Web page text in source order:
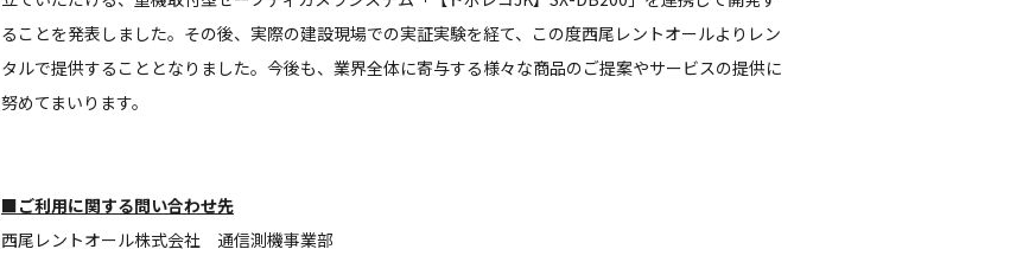
ることを発表しました。その後、実際の建設現場での実証実験を経て、この度西尾レントオールよりレン
タルで提供することとなりました。今後も、業界全体に寄与する様々な商品のご提案やサービスの提供に
努めてまいります。
■ご利用に関する問い合わせ先
西尾レントオール株式会社 通信測機事業部